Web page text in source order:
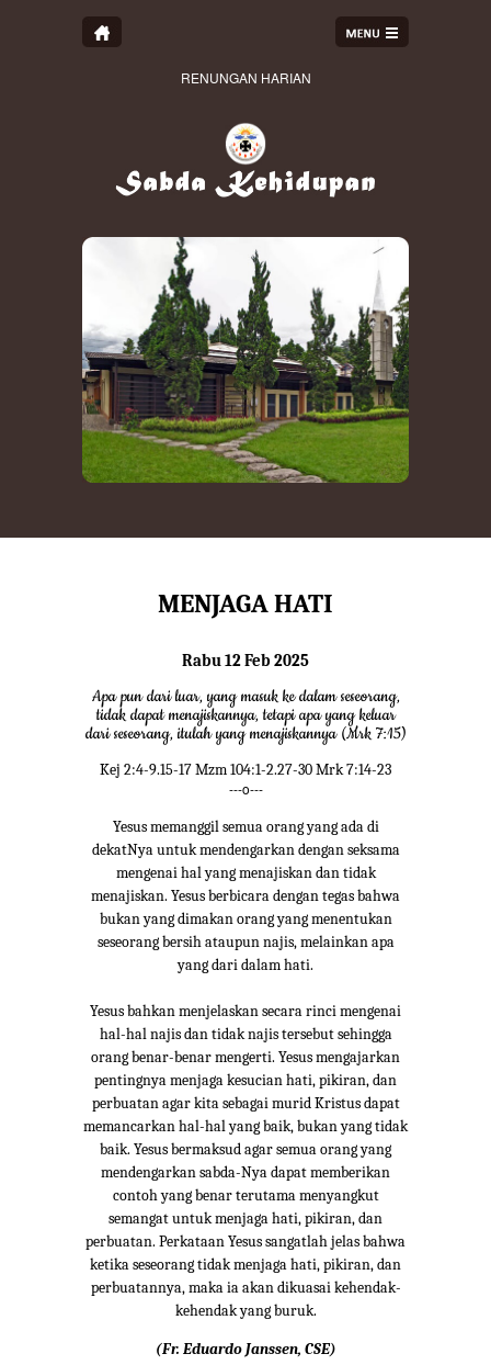
RENUNGAN HARIAN
MENJAGA HATI
Rabu 12 Feb 2025
Apa pun dari luar, yang masuk ke dalam seseorang,
tidak dapat menajiskannya, tetapi apa yang keluar
dari seseorang, itulah yang menajiskannya (Mrk 7:15)
Kej 2:4-9.15-17 Mzm 104:1-2.27-30 Mrk 7:14-23
---o---
Yesus memanggil semua orang yang ada di
dekatNya untuk mendengarkan dengan seksama
mengenai hal yang menajiskan dan tidak
menajiskan. Yesus berbicara dengan tegas bahwa
bukan yang dimakan orang yang menentukan
seseorang bersih ataupun najis, melainkan apa
yang dari dalam hati.
Yesus bahkan menjelaskan secara rinci mengenai
hal-hal najis dan tidak najis tersebut sehingga
orang benar-benar mengerti. Yesus mengajarkan
pentingnya menjaga kesucian hati, pikiran, dan
perbuatan agar kita sebagai murid Kristus dapat
memancarkan hal-hal yang baik, bukan yang tidak
baik. Yesus bermaksud agar semua orang yang
mendengarkan sabda-Nya dapat memberikan
contoh yang benar terutama menyangkut
semangat untuk menjaga hati, pikiran, dan
perbuatan. Perkataan Yesus sangatlah jelas bahwa
ketika seseorang tidak menjaga hati, pikiran, dan
perbuatannya, maka ia akan dikuasai kehendak-
kehendak yang buruk.
(Fr. Eduardo Janssen, CSE)